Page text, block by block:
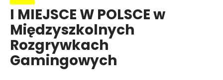
I MIEJSCE W POLSCE w
Międzyszkolnych
Rozgrywkach
Gamingowych